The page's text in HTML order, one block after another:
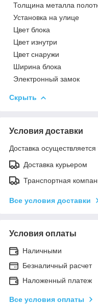
Толщина металла
Установка на улице
Цвет блока
Цвет изнутри
Цвет снаружи
Ширина блока
Электронный замок
Скрыть
Условия доставки
Доставка
Доставка курьером
Транспортная
Все условия доставки
Условия оплаты
Наличными
Безналичный расчет
Наложенный платеж
Все условия оплаты